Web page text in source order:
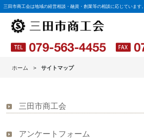
三田市商工会は地域の経営相談・融資・創業等の相談に応じています。
ホーム サイトマップ
三田市商工会
アンケートフォーム